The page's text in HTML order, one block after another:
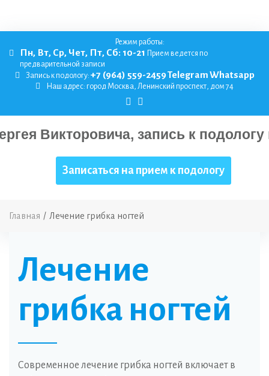
Режим работы:
Пн, Вт, Ср, Чет, Пт, Сб: 10-21 Прием ведется по
предварительной записи
Запись к подологу: +7 (964) 559-2459TelegramWhatsapp
Наш адрес: город Москва, Ленинский проспект, дом 74
Записаться на прием к подологу
Главная / Лечение грибка ногтей
Лечение
грибка ногтей
Современное лечение грибка ногтей включает в